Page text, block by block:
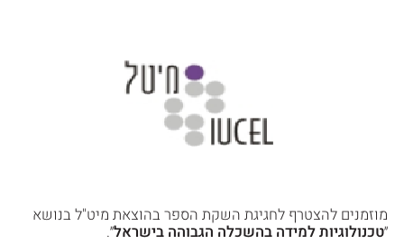
מוזמנים להצטרף לחגיגת השקת הספר בהוצאת מיט"ל בנושא
״טכנולוגיות למידה בהשכלה הגבוהה בישראל״.